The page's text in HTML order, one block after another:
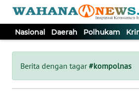
Nasional Daerah Polhukam
Berita dengan tagar#kompolnas
Tutup
NASIONAL